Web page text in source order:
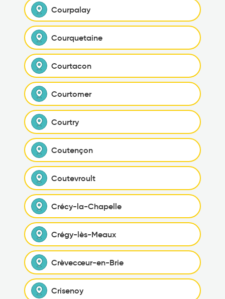
Courpalay
Courquetaine
Courtacon
Courtomer
Courtry
Coutençon
Coutevroult
Crécy-la-Chapelle
Crégy-lès-Meaux
Crèvecœur-en-Brie
Crisenoy